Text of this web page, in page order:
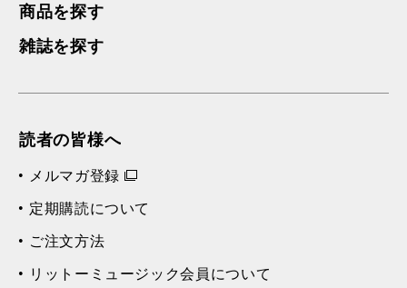
商品を探す
雑誌を探す
読者の皆様へ
メルマガ登録
定期購読について
ご注文方法
リットーミュージック会員について